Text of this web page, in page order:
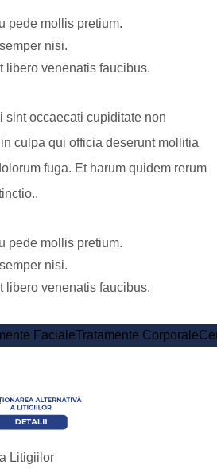
pede mollis pretium.
nisi.
libero venenatis faucibus.
sint occaecati cupiditate non
culpa qui officia deserunt mollitia
fuga. Et harum quidem rerum
pede mollis pretium.
nisi.
libero venenatis faucibus.
FacialeTratamente Corporale
Litigiilor